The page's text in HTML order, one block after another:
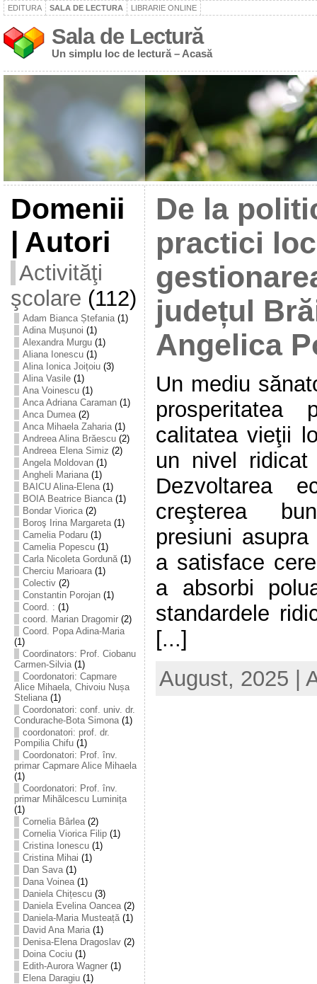
EDITURA SALA DE LECTURA LIBRARIE ONLINE
Sala de Lectură
Un simplu loc de lectură – Acasă
Domenii
| Autori
Activităţi
şcolare (112)
Adam Bianca Ștefania(1)
Adina Mușunoi (1)
Alexandra Murgu(1)
Aliana Ionescu(1)
Alina Ionica Joițoiu(3)
Alina Vasile(1)
Ana Voinescu(1)
Anca Adriana Caraman(1)
Anca Dumea(2)
Anca Mihaela Zaharia(1)
Andreea Alina Brăescu(2)
Andreea Elena Simiz (2)
Angela Moldovan(1)
Angheli Mariana(1)
BAICU Alina-Elena(1)
BOIA Beatrice Bianca(1)
Bondar Viorica(2)
Boroş Irina Margareta(1)
Camelia Podaru(1)
Camelia Popescu(1)
Carla Nicoleta Gordună(1)
Cherciu Marioara(1)
Colectiv(2)
Constantin Porojan(1)
Coord. : (1)
coord. Marian Dragomir(2)
Coord. Popa Adina-Maria
(1)
Coordinators: Prof. Ciobanu
Carmen-Silvia(1)
Coordonatori: Capmare
Alice Mihaela, Chivoiu Nușa
Steliana(1)
Coordonatori: conf. univ. dr.
Condurache-Bota Simona(1)
coordonatori: prof. dr.
Pompilia Chifu(1)
Coordonatori: Prof. înv.
primar Capmare Alice Mihaela
(1)
Coordonatori: Prof. înv.
primar Mihălcescu Luminița
(1)
Cornelia Bârlea(2)
Cornelia Viorica Filip(1)
Cristina Ionescu(1)
Cristina Mihai (1)
Dan Sava(1)
Dana Voinea(1)
Daniela Chițescu(3)
Daniela Evelina Oancea(2)
Daniela-Maria Musteață(1)
David Ana Maria(1)
Denisa-Elena Dragoslav(2)
Doina Cociu(1)
Edith-Aurora Wagner(1)
Elena Daragiu(1)
De la
practici
județul
Angelica
Un mediu
calitatea vieţii
un nivel ridicat
Dezvoltarea
creşterea
presiuni
a satisface
a absorbi
standardele
[...]
August, 2025 |